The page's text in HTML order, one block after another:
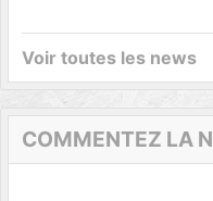
Voir toutes les news
COMMENTEZ LA